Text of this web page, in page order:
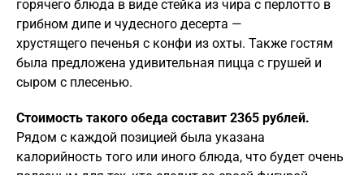
горячего блюда в виде стейка из чира с перлотто в
грибном дипе и чудесного десерта —
хрустящего печенья с конфи из охты. Также гостям
была предложена удивительная пицца с грушей и
сыром с плесенью.
Стоимость такого обеда составит 2365 рублей.
Рядом с каждой позицией была указана
калорийность того или иного блюда, что будет очень